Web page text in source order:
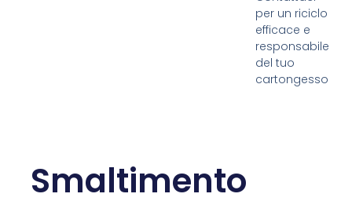
per un riciclo
efficace e
responsabile
del tuo
cartongesso
Smaltimento